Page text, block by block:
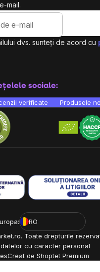
mail.
dvs. sunteți de acord cu
sociale:
verificate Produsele
RO
Toate drepturile
cu caracter personal
Creat de Shoptet Premium